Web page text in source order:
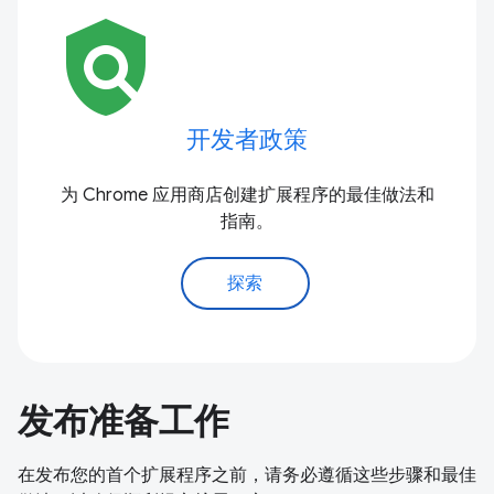
policy
开发者政策
为 Chrome 应用商店创建扩展程序的最佳做法和
指南。
探索
发布准备工作
在发布您的首个扩展程序之前，请务必遵循这些步骤和最佳